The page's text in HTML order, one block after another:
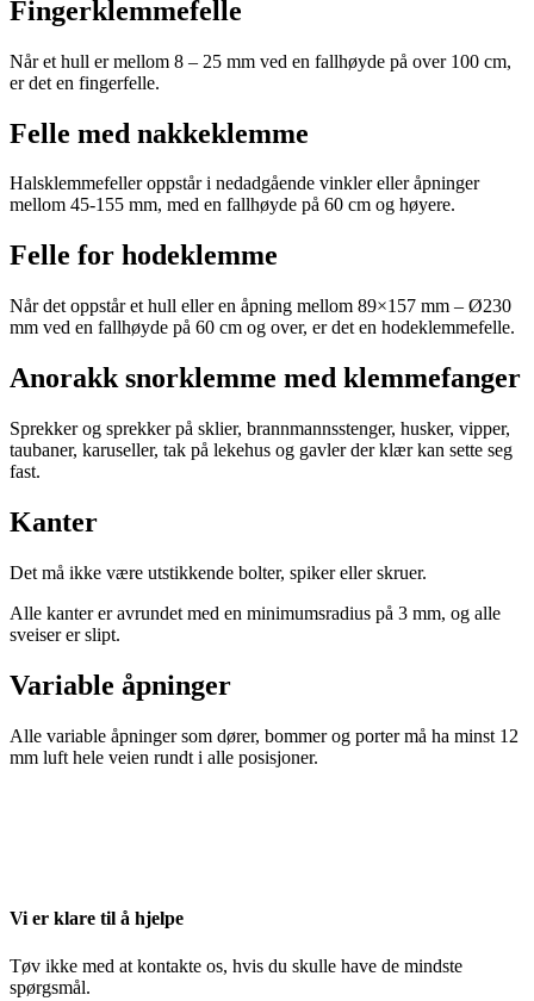
Fingerklemmefelle
Når et hull er mellom 8 – 25 mm ved en fallhøyde på over 100 cm,
er det en fingerfelle.
Felle med nakkeklemme
Halsklemmefeller oppstår i nedadgående vinkler eller åpninger
mellom 45-155 mm, med en fallhøyde på 60 cm og høyere.
Felle for hodeklemme
Når det oppstår et hull eller en åpning mellom 89×157 mm – Ø230
mm ved en fallhøyde på 60 cm og over, er det en hodeklemmefelle.
Anorakk snorklemme med klemmefanger
Sprekker og sprekker på sklier, brannmannsstenger, husker, vipper,
taubaner, karuseller, tak på lekehus og gavler der klær kan sette seg
fast.
Kanter
Det må ikke være utstikkende bolter, spiker eller skruer.
Alle kanter er avrundet med en minimumsradius på 3 mm, og alle
sveiser er slipt.
Variable åpninger
Alle variable åpninger som dører, bommer og porter må ha minst 12
mm luft hele veien rundt i alle posisjoner.
Vi er klare til å hjelpe
Tøv ikke med at kontakte os, hvis du skulle have de mindste
spørgsmål.